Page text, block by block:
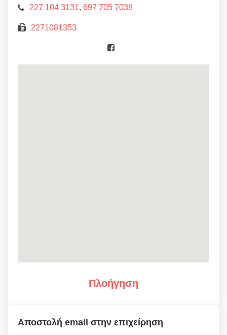
227 104 3131, 697 705 7038
2271081353
Πλοήγηση
Αποστολή email στην επιχείρηση